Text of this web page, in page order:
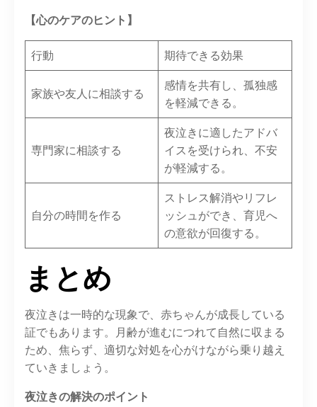
【心のケアのヒント】
行動 期待できる効果
家族や友人に相談する
感情を共有し、孤独感
を軽減できる。
専門家に相談する
夜泣きに適したアドバ
イスを受けられ、不安
が軽減する。
自分の時間を作る
ストレス解消やリフレ
ッシュができ、育児へ
の意欲が回復する。
まとめ
夜泣きは一時的な現象で、赤ちゃんが成長している
証でもあります。月齢が進むにつれて自然に収まる
ため、焦らず、適切な対処を心がけながら乗り越え
ていきましょう。
夜泣きの解決のポイント